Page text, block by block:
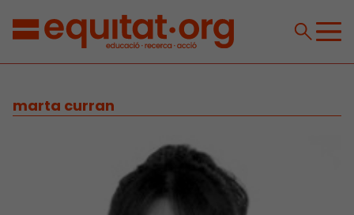
marta curran